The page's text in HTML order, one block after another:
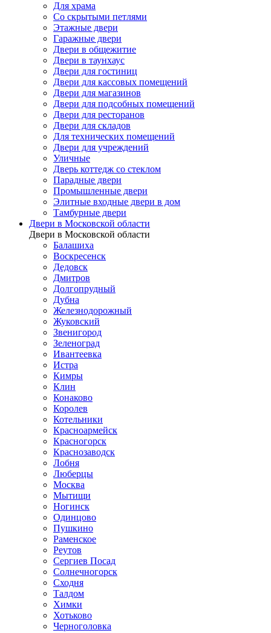
Для храма
Со скрытыми петлями
Этажные двери
Гаражные двери
Двери в общежитие
Двери в таунхаус
Двери для гостиниц
Двери для кассовых помещений
Двери для магазинов
Двери для подсобных помещений
Двери для ресторанов
Двери для складов
Для технических помещений
Двери для учреждений
Уличные
Дверь коттедж со стеклом
Парадные двери
Промышленные двери
Элитные входные двери в дом
Тамбурные двери
Двери в Московской области
Двери в Московской области
Балашиха
Воскресенск
Дедовск
Дмитров
Долгопрудный
Дубна
Железнодорожный
Жуковский
Звенигород
Зеленоград
Ивантеевка
Истра
Кимры
Клин
Конаково
Королев
Котельники
Красноармейск
Красногорск
Краснозаводск
Лобня
Люберцы
Москва
Мытищи
Ногинск
Одинцово
Пушкино
Раменское
Реутов
Сергиев Посад
Солнечногорск
Сходня
Талдом
Химки
Хотьково
Черноголовка